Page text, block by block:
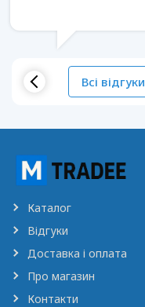
Всі відгуки
Каталог
Відгуки
Доставка і оплата
Про магазин
Контакти